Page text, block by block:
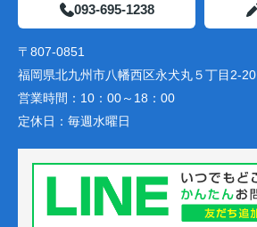
093-695-1238
〒807-0851
福岡県北九州市八幡西区永犬丸５丁目2-20
営業時間： 10：00～18：00
定休日： 毎週水曜日